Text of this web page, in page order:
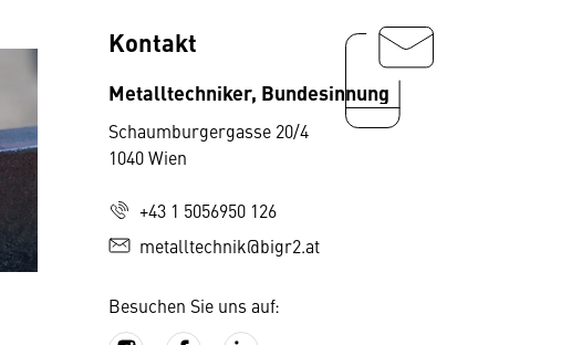
Kontakt
Metalltechniker, Bundesinnung
Schaumburgergasse 20/4
1040 Wien
+43 1 5056950 126
metalltechnik@bigr2.at
Besuchen Sie uns auf: